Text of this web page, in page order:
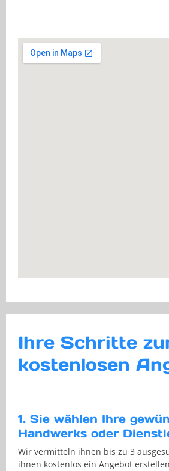
Ihre Schritte
kostenlosen
1. Sie wählen Ihre
Handwerks oder
Wir vermitteln ihnen bis zu 3
ihnen kostenlos ein Angebot